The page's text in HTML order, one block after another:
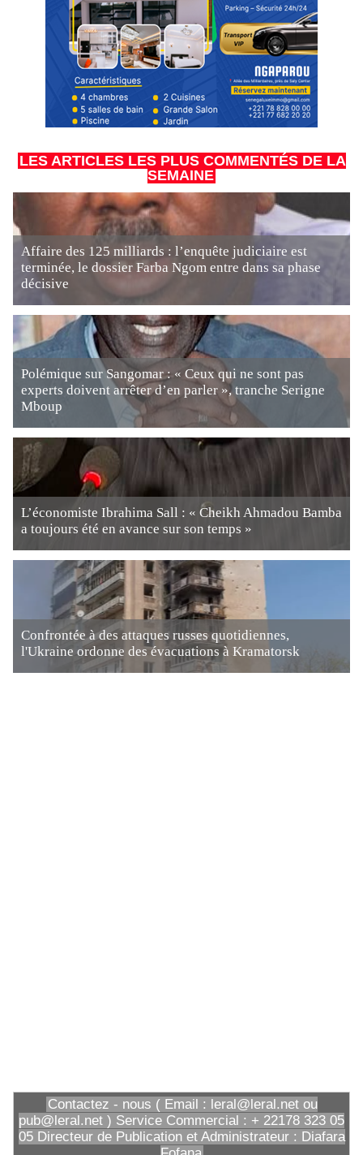
LES ARTICLES LES PLUS COMMENTÉS DE LA
SEMAINE
Affaire des 125 milliards : l’enquête judiciaire est
terminée, le dossier Farba Ngom entre dans sa phase
décisive
Polémique sur Sangomar : « Ceux qui ne sont pas
experts doivent arrêter d’en parler », tranche Serigne
Mboup
L’économiste Ibrahima Sall : « Cheikh Ahmadou Bamba
a toujours été en avance sur son temps »
Confrontée à des attaques russes quotidiennes,
l'Ukraine ordonne des évacuations à Kramatorsk
Contactez - nous ( Email : leral@leral.net ou
pub@leral.net ) Service Commercial : + 22178 323 05
05 Directeur de Publication et Administrateur : Diafara